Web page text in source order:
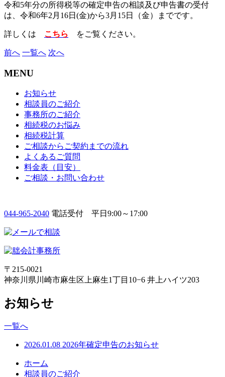
令和5年分の所得税等の確定申告の相談及び申告書の受付
は、令和6年2月16日(金)から3月15日（金）までです。
詳しくは こちら をご覧ください。
前へ 一覧へ 次へ
MENU
お知らせ
相談員のご紹介
事務所のご紹介
相続税のお悩み
相続税計算
ご相談からご契約までの流れ
よくあるご質問
料金表（目安）
ご相談・お問い合わせ
044-965-2040 電話受付 平日9:00～17:00
〒215-0021
神奈川県川崎市麻生区上麻生1丁目10−6 井上ハイツ203
お知らせ
一覧へ
2026.01.08 2026年確定申告のお知らせ
ホーム
相談員のご紹介